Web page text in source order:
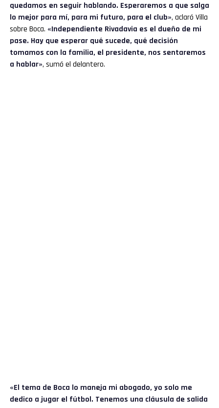
quedamos en seguir hablando. Esperaremos a que salga
lo mejor para mí, para mi futuro, para el club», aclaró Villa
sobre Boca. «Independiente Rivadavia es el dueño de mi
pase. Hay que esperar qué sucede, qué decisión
tomamos con la familia, el presidente, nos sentaremos
a hablar», sumó el delantero.
«El tema de Boca lo maneja mi abogado, yo solo me
dedico a jugar el fútbol. Tenemos una cláusula de salida